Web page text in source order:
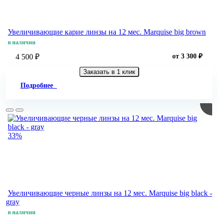
Увеличивающие карие линзы на 12 мес. Marquise big brown
в наличии
4 500 ₽ от 3 300 ₽
Заказать в 1 клик
Подробнее
33%
Увеличивающие черные линзы на 12 мес. Marquise big black -
gray
в наличии